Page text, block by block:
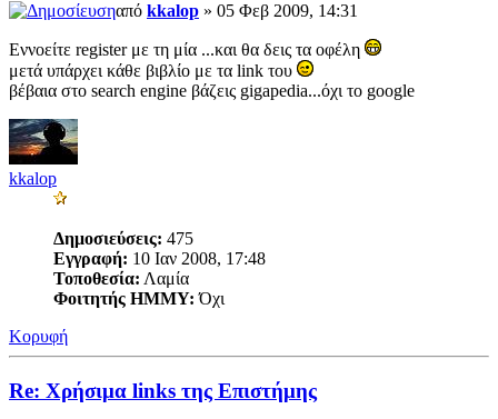
από kkalop » 05 Φεβ 2009, 14:31
Εννοείτε register με τη μία ...και θα δεις τα οφέλη
μετά υπάρχει κάθε βιβλίο με τα link του
βέβαια στο search engine βάζεις gigapedia...όχι το google
kkalop
Δημοσιεύσεις: 475
Εγγραφή: 10 Ιαν 2008, 17:48
Τοποθεσία: Λαμία
Φοιτητής ΗΜΜΥ: Όχι
Κορυφή
Re: Χρήσιμα links της Επιστήμης